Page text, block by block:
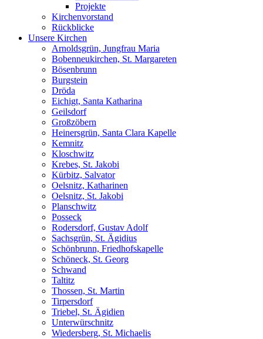
Projekte
Kirchenvorstand
Rückblicke
Unsere Kirchen
Arnoldsgrün, Jungfrau Maria
Bobenneukirchen, St. Margareten
Bösenbrunn
Burgstein
Dröda
Eichigt, Santa Katharina
Geilsdorf
Großzöbern
Heinersgrün, Santa Clara Kapelle
Kemnitz
Kloschwitz
Krebes, St. Jakobi
Kürbitz, Salvator
Oelsnitz, Katharinen
Oelsnitz, St. Jakobi
Planschwitz
Posseck
Rodersdorf, Gustav Adolf
Sachsgrün, St. Ägidius
Schönbrunn, Friedhofskapelle
Schöneck, St. Georg
Schwand
Taltitz
Thossen, St. Martin
Tirpersdorf
Triebel, St. Ägidien
Unterwürschnitz
Wiedersberg, St. Michaelis